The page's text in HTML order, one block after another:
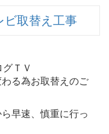
取替え工事
ＴＶ
る為お取替えのご
早速、慎重に行っ